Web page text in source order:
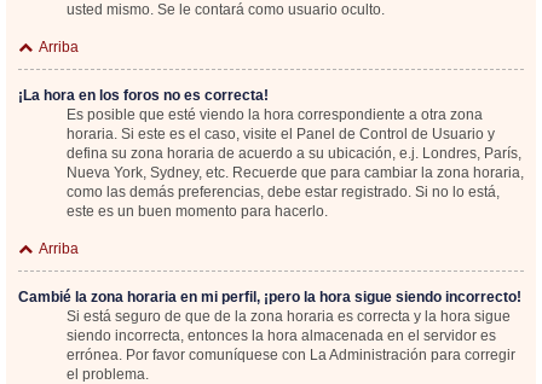
usted mismo. Se le contará como usuario oculto.
Arriba
¡La hora en los foros no es correcta!
Es posible que esté viendo la hora correspondiente a otra zona
horaria. Si este es el caso, visite el Panel de Control de Usuario y
defina su zona horaria de acuerdo a su ubicación, e.j. Londres, París,
Nueva York, Sydney, etc. Recuerde que para cambiar la zona horaria,
como las demás preferencias, debe estar registrado. Si no lo está,
este es un buen momento para hacerlo.
Arriba
Cambié la zona horaria en mi perfil, ¡pero la hora sigue siendo incorrecto!
Si está seguro de que de la zona horaria es correcta y la hora sigue
siendo incorrecta, entonces la hora almacenada en el servidor es
errónea. Por favor comuníquese con La Administración para corregir
el problema.